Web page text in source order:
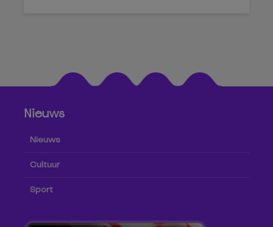
Nieuws
Nieuws
Cultuur
Sport